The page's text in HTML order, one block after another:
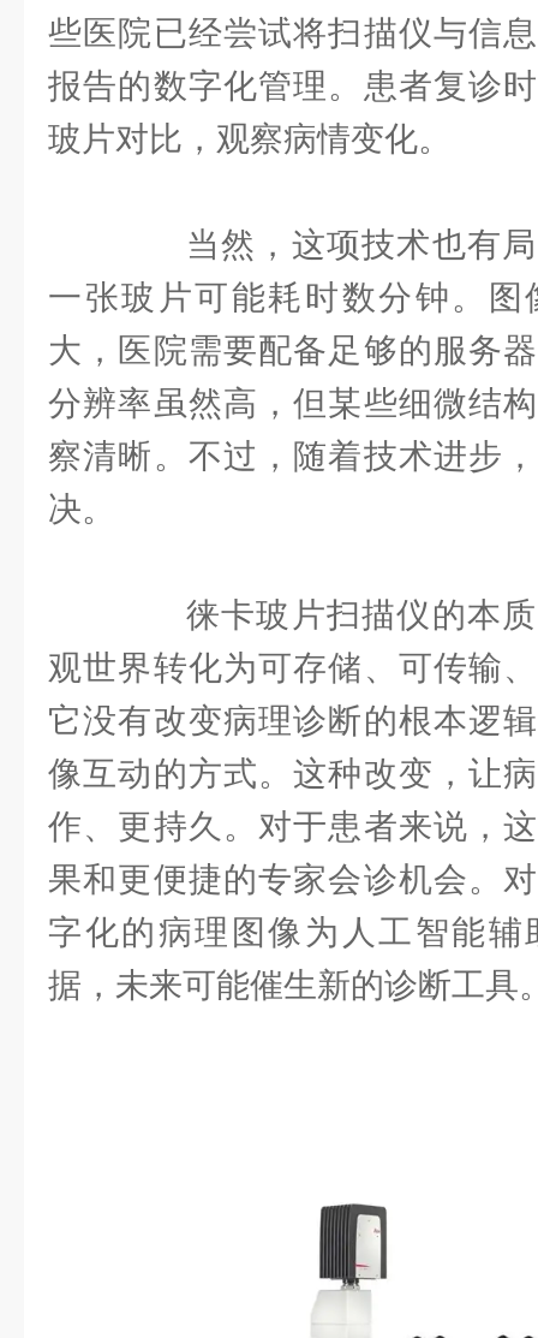
些医院已经尝试将扫描仪与信
报告的数字化管理。患者复诊
玻片对比，观察病情变化。
当然，这项技术也有局
一张玻片可能耗时数分钟。
大，医院需要配备足够的服务
分辨率虽然高，但某些细微结
察清晰。不过，随着技术进步
决。
徕卡玻片扫描仪的本质
观世界转化为可存储、可传输
它没有改变病理诊断的根本逻
像互动的方式。这种改变，让
作、更持久。对于患者来说，
果和更便捷的专家会诊机会。
字化的病理图像为人工智能
据，未来可能催生新的诊断工具